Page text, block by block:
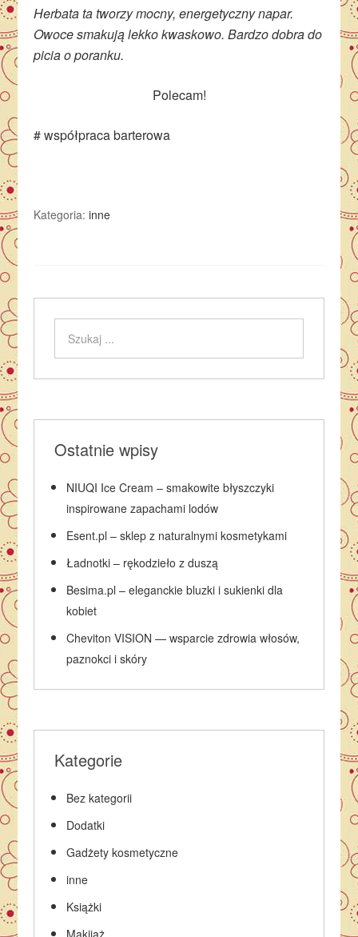
Herbata ta tworzy mocny, energetyczny napar.
Owoce smakują lekko kwaskowo. Bardzo dobra do
picia o poranku.
Polecam!
# współpraca barterowa
Kategoria:inne
Ostatnie wpisy
NIUQI Ice Cream – smakowite błyszczyki
inspirowane zapachami lodów
Esent.pl – sklep z naturalnymi kosmetykami
Ładnotki – rękodzieło z duszą
Besima.pl – eleganckie bluzki i sukienki dla
kobiet
Cheviton VISION — wsparcie zdrowia włosów,
paznokci i skóry
Kategorie
Bez kategorii
Dodatki
Gadżety kosmetyczne
inne
Książki